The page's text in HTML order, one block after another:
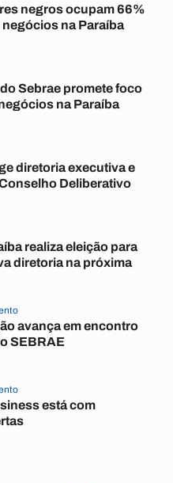
negros ocupam 66%
na Paraíba
Sebrae promete foco
na Paraíba
diretoria executiva e
Deliberativo
realiza eleição para
diretoria na próxima
avança em encontro
SEBRAE
está com